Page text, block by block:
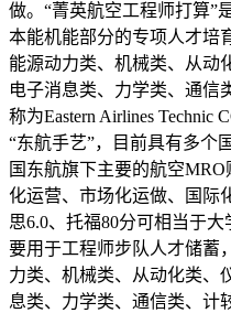
做。“菁英航空工程师打算”
本能机能部分的专项人才培
能源动力类、机械类、从动
电子消息类、力学类、通信
称为Eastern Airlines Technic
“东航手艺”，目前具有多个
国东航旗下主要的航空
化运营、市场化运做、国际
思6.0、托福80分可相当于
要用于工程师步队人才储蓄
力类、机械类、从动化类、
息类、力学类、通信类、计